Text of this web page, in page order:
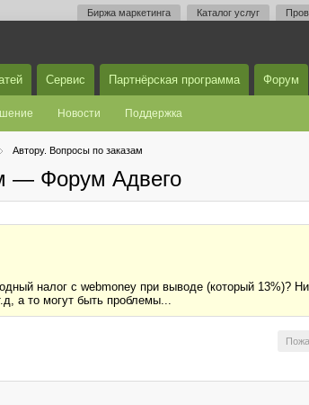
Биржа маркетинга Каталог услуг
Сервис Партнёрская программа Форум
Новости Поддержка
Автору. Вопросы по заказам
— Форум Адвего
налог с webmoney при выводе (который 13%)?
а то могут быть проблемы...